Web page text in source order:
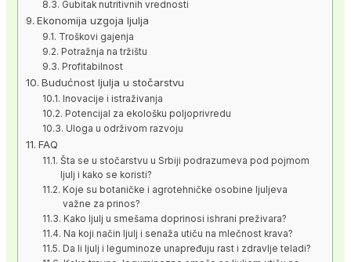
Gubitak nutritivnih vrednosti
Ekonomija uzgoja ljulja
Troškovi gajenja
Potražnja na tržištu
Profitabilnost
Budućnost ljulja u stočarstvu
Inovacije i istraživanja
Potencijal za ekološku poljoprivredu
Uloga u održivom razvoju
FAQ
Šta se u stočarstvu u Srbiji podrazumeva pod pojmom
ljulj i kako se koristi?
Koje su botaničke i agrotehničke osobine ljuljeva
važne za prinos?
Kako ljulj u smešama doprinosi ishrani preživara?
Na koji način ljulj i senaža utiču na mlečnost krava?
Da li ljulj i leguminoze unapređuju rast i zdravlje teladi?